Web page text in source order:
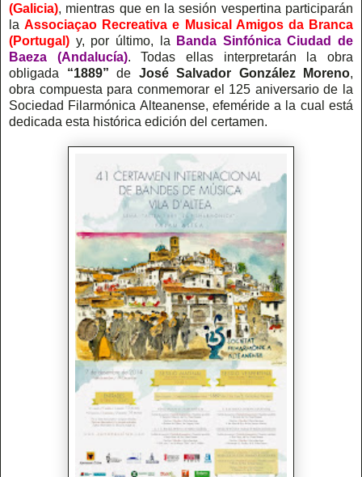
(Galicia), mientras que en la sesión vespertina participarán
laAssociaçao Recreativa e Musical Amigos da Branca
(Portugal) y, por último, la
Banda Sinfónica Ciudad de
Baeza (Andalucía). Todas ellas interpretarán la obra
obligada “1889” de José Salvador González Moreno,
obra compuesta para conmemorar el 125 aniversario de la
Sociedad Filarmónica Alteanense, efeméride a la cual está
dedicada esta histórica edición del certamen.